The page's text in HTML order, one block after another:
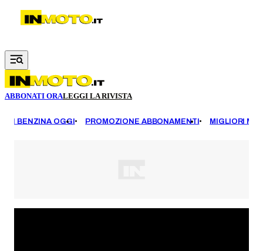
Vai al contenuto principale
ABBONATI ORALEGGI LA RIVISTA
BENZINA OGGI PROMOZIONE ABBONAMENTI MIGLIORI